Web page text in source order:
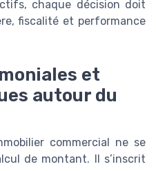
chaque décision doit
fiscalité et performance
et
autour du
commercial ne se
de montant. Il s’inscrit